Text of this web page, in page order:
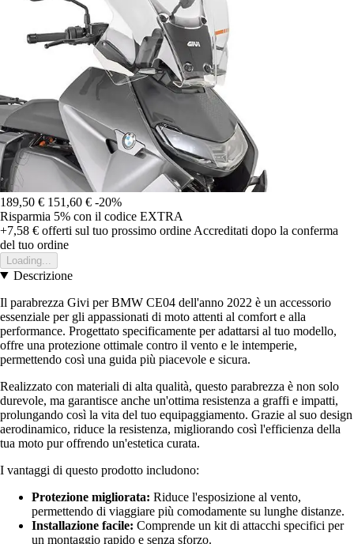
189,50 € 151,60 € -20%
Risparmia 5% con il codice EXTRA
+7,58 € offerti sul tuo prossimo ordine Accreditati dopo la conferma
del tuo ordine
Loading...
Descrizione
Il parabrezza Givi per BMW CE04 dell'anno 2022 è un accessorio
essenziale per gli appassionati di moto attenti al comfort e alla
performance. Progettato specificamente per adattarsi al tuo modello,
offre una protezione ottimale contro il vento e le intemperie,
permettendo così una guida più piacevole e sicura.
Realizzato con materiali di alta qualità, questo parabrezza è non solo
durevole, ma garantisce anche un'ottima resistenza a graffi e impatti,
prolungando così la vita del tuo equipaggiamento. Grazie al suo design
aerodinamico, riduce la resistenza, migliorando così l'efficienza della
tua moto pur offrendo un'estetica curata.
I vantaggi di questo prodotto includono:
Protezione migliorata: Riduce l'esposizione al vento,
permettendo di viaggiare più comodamente su lunghe distanze.
Installazione facile: Comprende un kit di attacchi specifici per
un montaggio rapido e senza sforzo.